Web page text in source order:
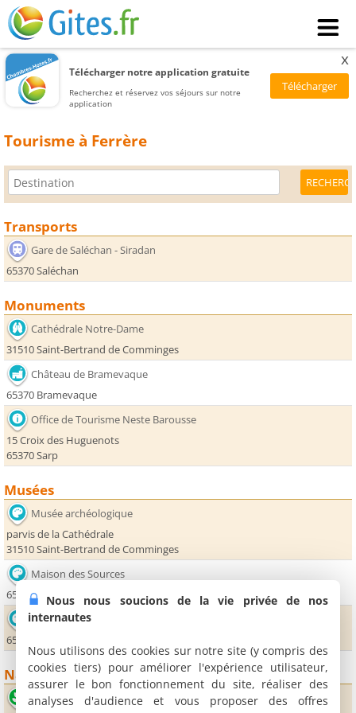
Télécharger notre application gratuite
Recherchez et réservez vos séjours sur notre
application
x
Tourisme à Ferrère
Transports
Gare de Saléchan - Siradan
65370 Saléchan
Monuments
Cathédrale Notre-Dame
31510 Saint-Bertrand de Comminges
Château de Bramevaque
65370 Bramevaque
Office de Tourisme Neste Barousse
15 Croix des Huguenots
65370 Sarp
Musées
Musée archéologique
parvis de la Cathédrale
31510 Saint-Bertrand de Comminges
Maison des Sources
65370 Mauléon Barousse
Usine d'embouteillage des eaux de la Barousse
65370 Ferrère
Nature
Falaise d'escalade de Troubat
Nous nous soucions de la vie privée de nos
internautes
Nous utilisons des cookies sur notre site (y compris des
cookies tiers) pour améliorer l'expérience utilisateur,
assurer le bon fonctionnement du site, réaliser des
analyses d'audience et vous proposer des offres